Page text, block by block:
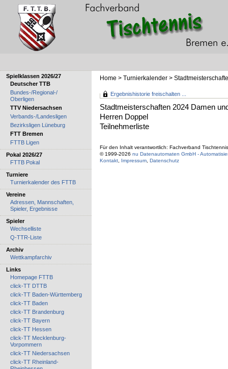
Home > Turnierkalender >
Spielklassen 2026/27
Deutscher TTB
Bundes-/Regional-/
Oberligen
TTV Niedersachsen
Verbands-/Landesligen
Bezirksligen Lüneburg
FTT Bremen
FTTB Ligen
Pokal 2026/27
FTTB Pokal
Turniere
Turnierkalender des FTTB
Vereine
Adressen, Mannschaften,
Spieler, Ergebnisse
Spieler
Wechselliste
Q-TTR-Liste
Archiv
Wettkampfarchiv
Links
Homepage FTTB
click-TT DTTB
click-TT Baden-Württemberg
click-TT Baden
click-TT Brandenburg
click-TT Bayern
click-TT Hessen
click-TT Mecklenburg-
Vorpommern
click-TT Niedersachsen
click-TT Rheinland-
Ergebnishistorie freischalten ...
Stadtmeisterschaften 2024 Damen
Herren Doppel
Teilnehmerliste
Für den Inhalt verantwortlich: Fachverband
© 1999-2026 nu Datenautomaten GmbH -
Kontakt
Impressum Datenschutz